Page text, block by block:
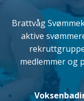
Brattvåg
aktive
medlemmer og
Brattvåg